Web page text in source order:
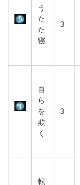
う
た
た
寝
3
自
ら
を
欺
く
3
転